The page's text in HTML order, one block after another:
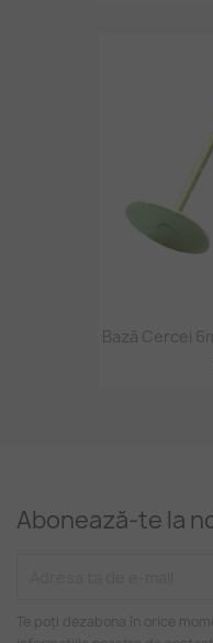
Bază Cercei
Abonează-te la
Te poți dezabona în orice